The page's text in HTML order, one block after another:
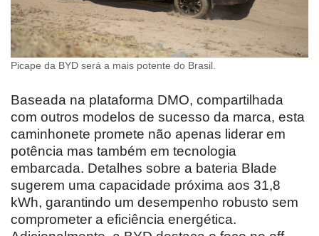
Picape da BYD será a mais potente do Brasil.
Baseada na plataforma DMO, compartilhada
com outros modelos de sucesso da marca, esta
caminhonete promete não apenas liderar em
potência mas também em tecnologia
embarcada. Detalhes sobre a bateria Blade
sugerem uma capacidade próxima aos 31,8
kWh, garantindo um desempenho robusto sem
comprometer a eficiência energética.